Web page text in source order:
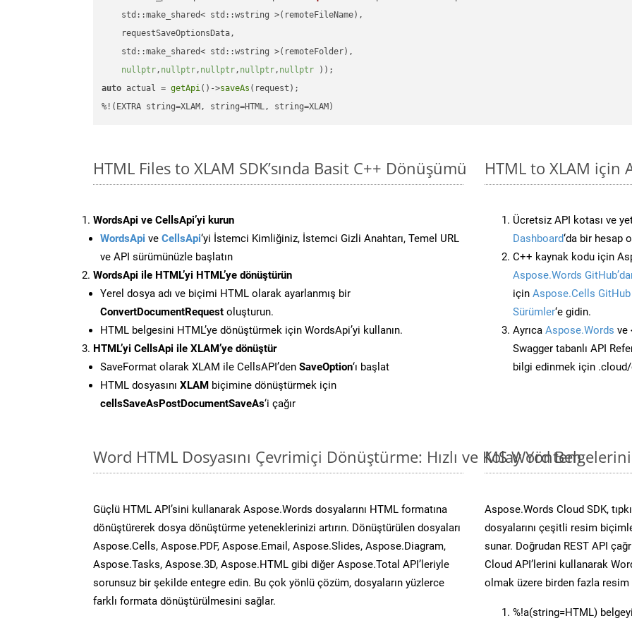
    std::make_shared< std::wstring >(remoteFileName),
    requestSaveOptionsData,
    std::make_shared< std::wstring >(remoteFolder),
nullptr, nullptr, nullptr, nullptr, nullptr ))
auto actual = getApi()->saveAs (request);
%!(EXTRA string=XLAM, string=HTML, string=XLAM)
HTML Files to XLAM SDK’sında Basit C++ Dönüşümü
WordsApi ve CellsApi’yi kurun
WordsApi ve CellsApi‘yi İstemci Kimliğiniz, İstemci Gizli Anahtarı, Temel URL
ve API sürümünüzle başlatın
WordsApi ile HTML’yi HTML’ye dönüştürün
Yerel dosya adı ve biçimi HTML olarak ayarlanmış bir
ConvertDocumentRequest oluşturun.
HTML belgesini HTML’ye dönüştürmek için WordsApi’yi kullanın.
HTML’yi CellsApi ile XLAM’ye dönüştür
SaveFormat olarak XLAM ile CellsAPI’den SaveOption‘ı başlat
HTML dosyasını XLAM biçimine dönüştürmek için
cellsSaveAsPostDocumentSaveAs‘i çağır
HTML to XLAM için
Ücretsiz API kotası ve
Dashboard‘da bir hesap
C++ kaynak kodu için
Aspose.Words
için Aspose.Cells GitHub
Sürümler‘e gidin.
Ayrıca Aspose.Words ve
Swagger tabanlı API
bilgi edinmek için
Word HTML Dosyasını Çevrimiçi Dönüştürme: Hızlı ve Kolay Yöntem
Güçlü HTML API’sini kullanarak Aspose.Words dosyalarını HTML formatına
dönüştürerek dosya dönüştürme yeteneklerinizi artırın. Dönüştürülen dosyaları
Aspose.Cells, Aspose.PDF, Aspose.Email, Aspose.Slides, Aspose.Diagram,
Aspose.Tasks, Aspose.3D, Aspose.HTML gibi diğer Aspose.Total API’leriyle
sorunsuz bir şekilde entegre edin. Bu çok yönlü çözüm, dosyaların yüzlerce
farklı formata dönüştürülmesini sağlar.
MS Word
Aspose.Words Cloud SDK,
dosyalarını çeşitli resim
sunar. Doğrudan REST API
Cloud API’lerini kullanarak
olmak üzere birden fazla
%!a(string=HTML)